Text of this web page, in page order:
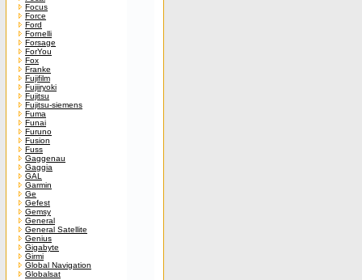
Focus
Force
Ford
Fornelli
Forsage
ForYou
Fox
Franke
Fujifilm
Fujiiryoki
Fujitsu
Fujitsu-siemens
Fuma
Funai
Furuno
Fusion
Fuss
Gaggenau
Gaggia
GAL
Garmin
Ge
Gefest
Gemsy
General
General Satellite
Genius
Gigabyte
Girmi
Global Navigation
Globalsat